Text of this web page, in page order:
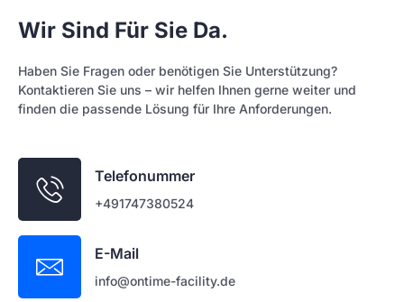
Wir Sind Für Sie Da.
Haben Sie Fragen oder benötigen Sie Unterstützung?
Kontaktieren Sie uns – wir helfen Ihnen gerne weiter und
finden die passende Lösung für Ihre Anforderungen.
Telefonummer
+491747380524
E-Mail
info@ontime-facility.de